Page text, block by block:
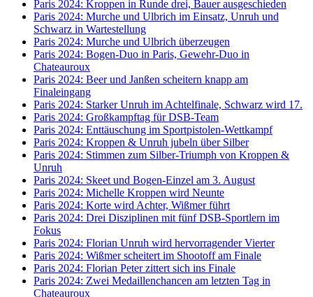
Paris 2024: Kroppen in Runde drei, Bauer ausgeschieden
Paris 2024: Murche und Ulbrich im Einsatz, Unruh und
Schwarz in Wartestellung
Paris 2024: Murche und Ulbrich überzeugen
Paris 2024: Bogen-Duo in Paris, Gewehr-Duo in
Chateauroux
Paris 2024: Beer und Janßen scheitern knapp am
Finaleingang
Paris 2024: Starker Unruh im Achtelfinale, Schwarz wird 17.
Paris 2024: Großkampftag für DSB-Team
Paris 2024: Enttäuschung im Sportpistolen-Wettkampf
Paris 2024: Kroppen & Unruh jubeln über Silber
Paris 2024: Stimmen zum Silber-Triumph von Kroppen &
Unruh
Paris 2024: Skeet und Bogen-Einzel am 3. August
Paris 2024: Michelle Kroppen wird Neunte
Paris 2024: Korte wird Achter, Wißmer führt
Paris 2024: Drei Disziplinen mit fünf DSB-Sportlern im
Fokus
Paris 2024: Florian Unruh wird hervorragender Vierter
Paris 2024: Wißmer scheitert im Shootoff am Finale
Paris 2024: Florian Peter zittert sich ins Finale
Paris 2024: Zwei Medaillenchancen am letzten Tag in
Chateauroux